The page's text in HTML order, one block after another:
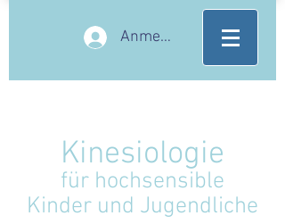
Anmelden
Kinesiologie
für hochsensible
Kinder und Jugendliche